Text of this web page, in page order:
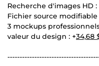
Recherche d'images HD :
Fichier source modifiable
3 mockups
valeur du design : +34,68